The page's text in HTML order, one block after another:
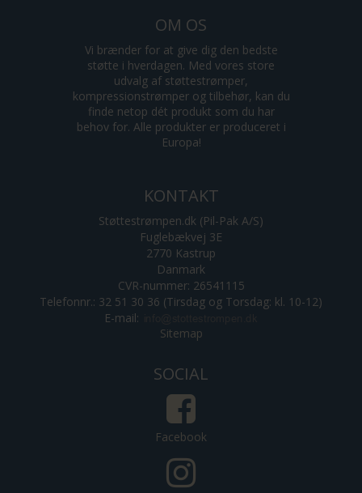
OM OS
Vi brænder for at give dig den bedste
støtte i hverdagen. Med vores store
udvalg af støttestrømper,
kompressionstrømper og tilbehør, kan du
finde netop dét produkt som du har
behov for. Alle produkter er produceret i
Europa!
KONTAKT
Støttestrømpen.dk (Pil-Pak A/S)
Fuglebækvej 3E
2770 Kastrup
Danmark
CVR-nummer: 26541115
Telefonnr.: 32 51 30 36 (Tirsdag og Torsdag: kl. 10-12)
E-mail:
Sitemap
SOCIAL
Facebook